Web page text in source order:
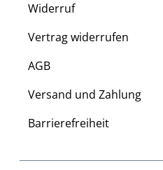
Widerruf
Vertrag widerrufen
AGB
Versand und Zahlung
Barrierefreiheit